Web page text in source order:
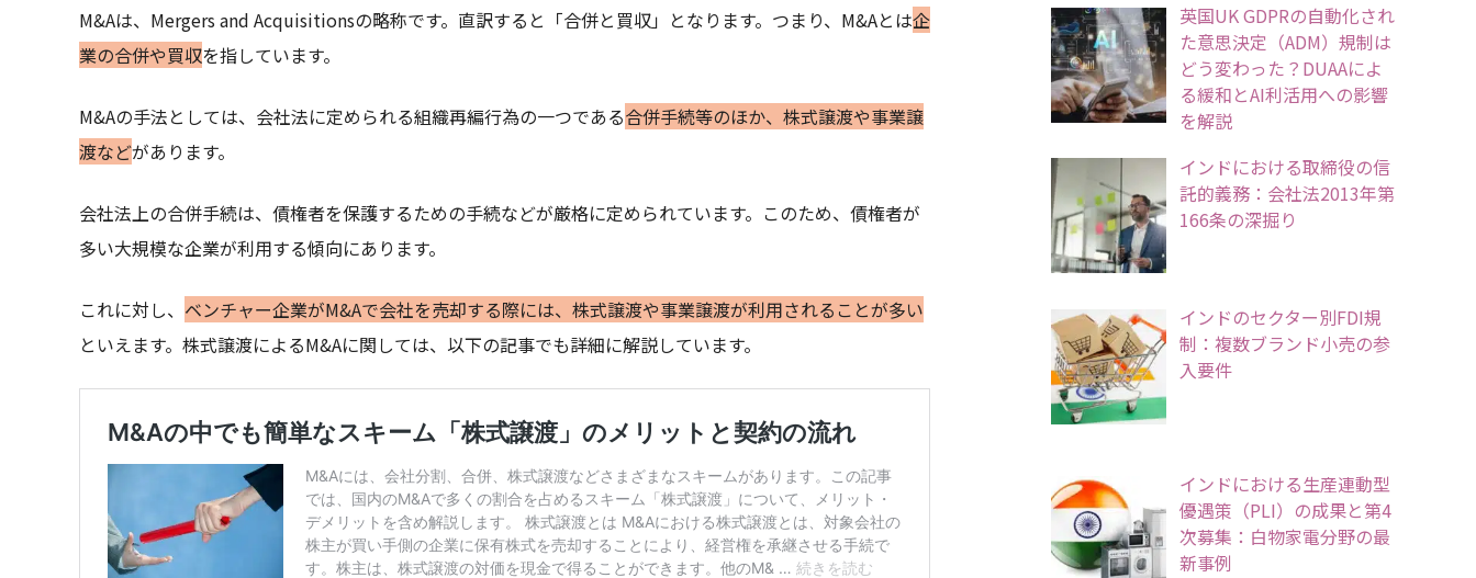
M&Aは、Mergers and Acquisitionsの略称です。直訳すると「合併と買収」となります。つまり、M&Aとは企
業の合併や買収を指しています。
M&Aの手法としては、会社法に定められる組織再編行為の一つである合併手続等のほか、株式譲渡や事業譲
渡などがあります。
会社法上の合併手続は、債権者を保護するための手続などが厳格に定められています。このため、債権者が
多い大規模な企業が利用する傾向にあります。
これに対し、 ベンチャー企業がM&Aで会社を売却する際には、株式譲渡や事業譲渡が利用されることが多い
といえます。株式譲渡によるM&Aに関しては、以下の記事でも詳細に解説しています。
英国UK GDPRの自動化され
た意思決定（ADM）規制は
どう変わった？DUAAによ
る緩和とAI利活用への影響
を解説
インドにおける取締役の信
託的義務：会社法2013年第
166条の深掘り
インドのセクター別FDI規
制：複数ブランド小売の参
入要件
インドにおける生産連動型
優遇策（PLI）の成果と第4
次募集：白物家電分野の最
新事例